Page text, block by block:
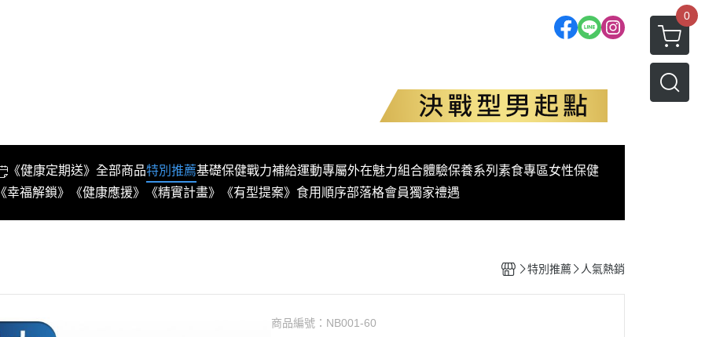
0
《健康定期送》 全部商品特別推薦基礎保健戰力補給運動專屬外在魅力組合體驗保養系列 素食專區女性保健
《幸福解鎖》 《健康應援》 《精實計畫》 《有型提案》 食用順序部落格會員獨家禮遇
特別推薦 人氣熱銷
商品編號： NB001-60